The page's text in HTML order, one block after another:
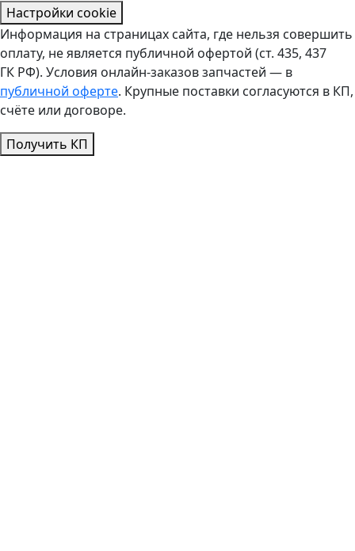
Настройки cookie
Информация на страницах сайта, где нельзя совершить
оплату, не является публичной офертой (ст. 435, 437
ГК РФ). Условия онлайн-заказов запчастей — в
публичной оферте. Крупные поставки согласуются в КП,
счёте или договоре.
Получить КП